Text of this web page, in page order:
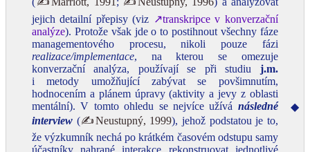
jejich detailní přepisy (viz ↗transkripce v konverzační
analýze). Protože však jde o to postihnout všechny fáze
managementového procesu, nikoli pouze fázi
realizace/implementace, na kterou se omezuje
konverzační analýza, používají se při studiu j.m.
i metody umožňující zabývat se povšimnutím,
hodnocením a plánem úpravy (aktivity a jevy z oblasti
mentální). V tomto ohledu se nejvíce užívá následné
interview (✍Neustupný, 1999), jehož podstatou je to,
že výzkumník nechá po krátkém časovém odstupu samy
účastníky nahrané interakce rekonstruovat jednotlivé
◆